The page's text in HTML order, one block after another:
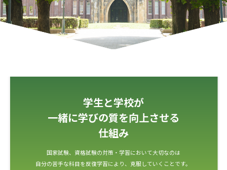
学生と学校が
一緒に学びの質を向上させる
仕組み
国家試験、資格試験の対策・学習において大切なのは
自分の苦手な科目を反復学習により、克服していくことです。